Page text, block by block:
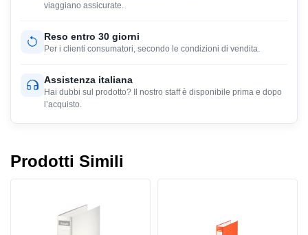
viaggiano assicurate.
Reso entro 30 giorni
Per i clienti consumatori, secondo le condizioni di vendita.
Assistenza italiana
Hai dubbi sul prodotto? Il nostro staff è disponibile prima e dopo
l’acquisto.
Prodotti Simili